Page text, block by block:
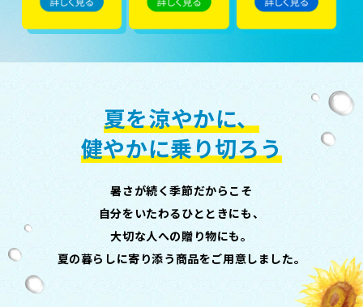
夏を涼やかに、
健やかに乗り切ろう
暑さが続く季節だからこそ
自分をいたわるひとときにも、
大切な人への贈り物にも。
夏の暮らしに寄り添う商品をご用意しました。